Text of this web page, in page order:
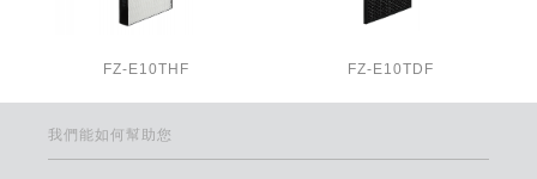
FZ-E10THF FZ-E10TDF
我們能如何幫助您